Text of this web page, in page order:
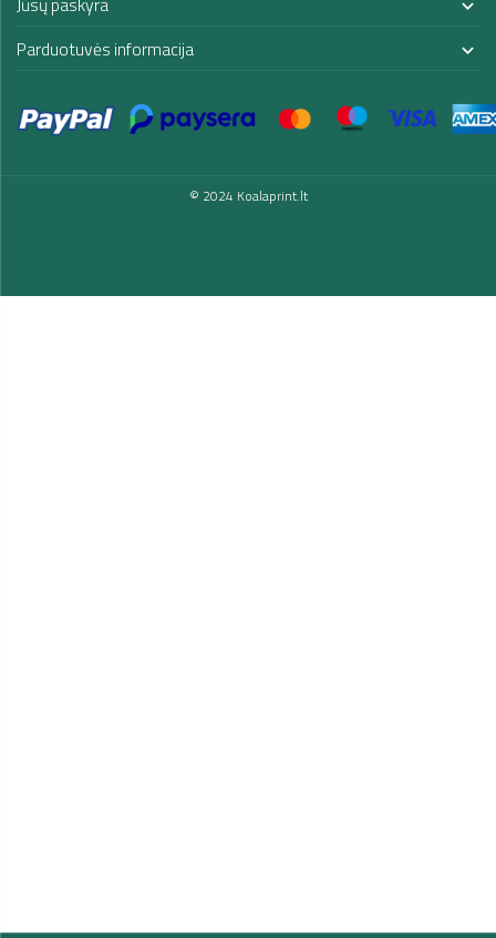

Parduotuvės informacija 
© 2024 Koalaprint.lt